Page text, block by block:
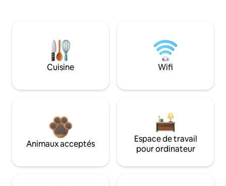
Cuisine Wifi
Animaux acceptés
Espace de travail
pour ordinateur